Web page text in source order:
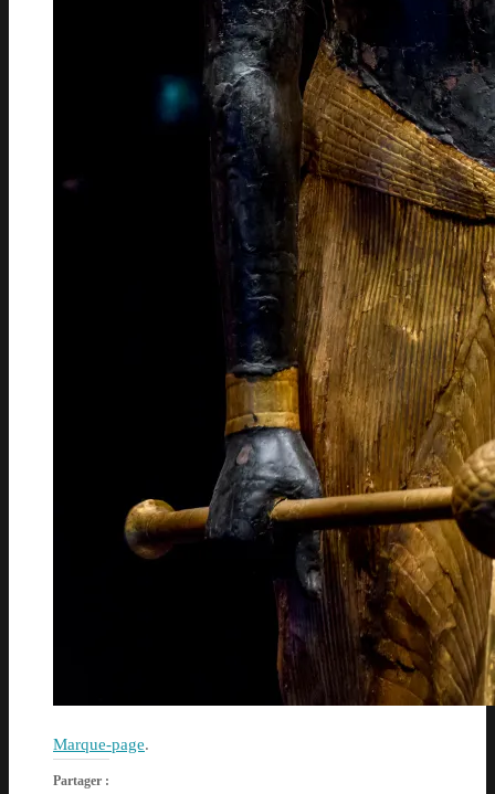
Marque-page.
Partager :